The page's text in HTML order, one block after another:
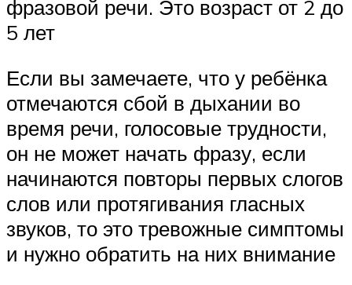
фразовой речи. Это возраст от 2 до
5 лет
Если вы замечаете, что у ребёнка
отмечаются сбой в дыхании во
время речи, голосовые трудности,
он не может начать фразу, если
начинаются повторы первых слогов
слов или протягивания гласных
звуков, то это тревожные симптомы
и нужно обратить на них внимание